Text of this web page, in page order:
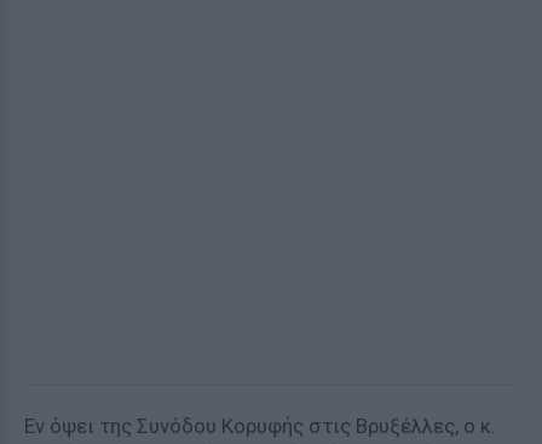
Εν όψει της Συνόδου Κορυφής στις Βρυξέλλες, ο κ.